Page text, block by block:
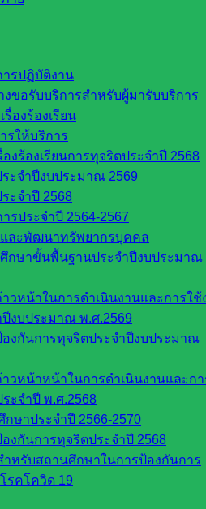
รปฏิบัติงาน
ขอรับบริการสำหรับผู้มารับบริการ
องร้องเรียน
รให้บริการ
งร้องเรียนการทุจริตประจำปี 2568
ะจำปีงบประมาณ 2569
ะจำปี 2568
รประจำปี 2564-2567
ละพัฒนาทรัพยากรบุคคล
กษาขั้นพื้นฐานประจำปีงบประมาณ
วหน้าในการดำเนินงานและการใช้
งบประมาณ พ.ศ.2569
งกันการทุจริตประจำปีงบประมาณ
วหน้าหน้าในการดำเนินงานและก
ะจำปี พ.ศ.2568
ษาประจำปี 2566-2570
งกันการทุจริตประจำปี 2568
หรับสถานศึกษาในการป้องกันการ
รคโควิด 19